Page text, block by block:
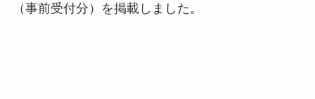
（事前受付分）を掲載しました。